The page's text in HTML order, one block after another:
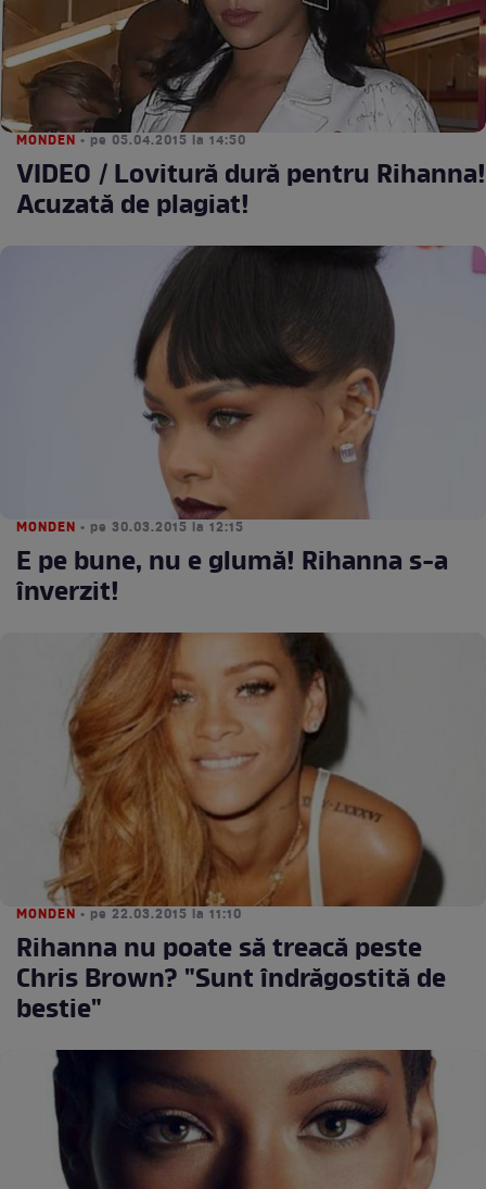
MONDEN • pe 05.04.2015 la 14:50
VIDEO / Lovitură dură pentru Rihanna!
Acuzată de plagiat!
MONDEN • pe 30.03.2015 la 12:15
E pe bune, nu e glumă! Rihanna s-a
înverzit!
MONDEN • pe 22.03.2015 la 11:10
Rihanna nu poate să treacă peste
Chris Brown? "Sunt îndrăgostită de
bestie"